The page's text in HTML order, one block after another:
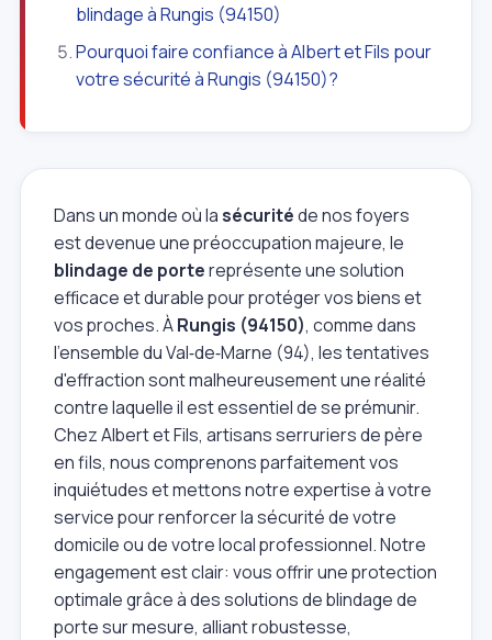
blindage à Rungis (94150)
Pourquoi faire confiance à Albert et Fils pour
votre sécurité à Rungis (94150)?
Dans un monde où lasécuritéde nos foyers
est devenue une préoccupation majeure, le
blindage de portereprésente une solution
efficace et durable pour protéger vos biens et
vos proches. ÀRungis (94150), comme dans
l'ensemble du Val‑de‑Marne (94), les tentatives
d'effraction sont malheureusement une réalité
contre laquelle il est essentiel de se prémunir.
Chez Albert et Fils, artisans serruriers de père
en fils, nous comprenons parfaitement vos
inquiétudes et mettons notre expertise à votre
service pour renforcer la sécurité de votre
domicile ou de votre local professionnel. Notre
engagement est clair: vous offrir une protection
optimale grâce à des solutions de blindage de
porte sur mesure, alliant robustesse,